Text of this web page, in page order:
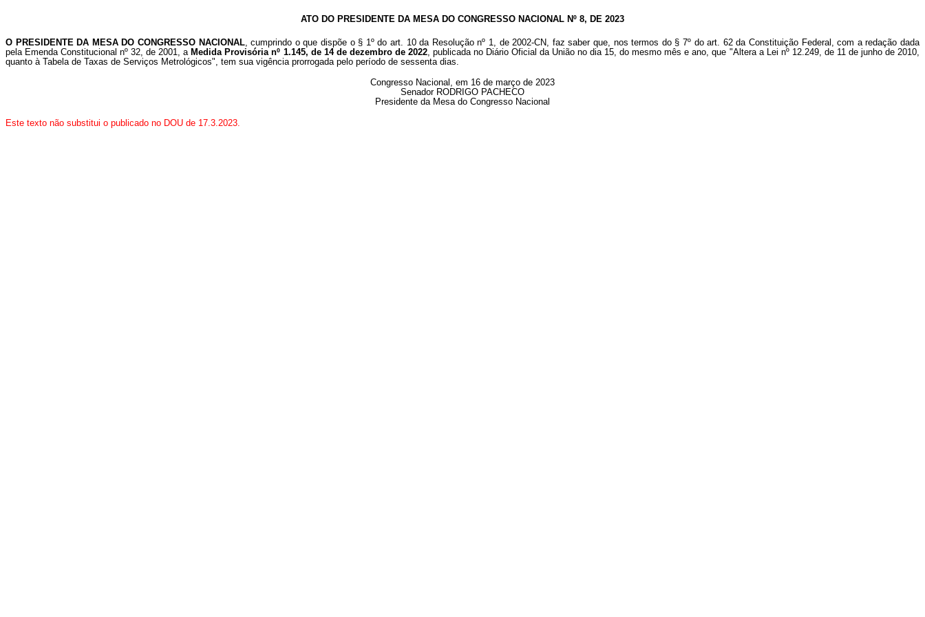
ATO DO PRESIDENTE DA MESA DO CONGRESSO NACIONAL Nº 8, DE 2023
O PRESIDENTE DA MESA DO CONGRESSO NACIONAL, cumprindo o que dispõe o § 1º do art. 10 da Resolução nº 1, de 2002-CN, faz saber que, nos termos do § 7º do art. 62 da Constituição Federal, com a redação dada
pela Emenda Constitucional nº 32, de 2001, a Medida Provisória nº 1.145, de 14 de dezembro de 2022, publicada no Diário Oficial da União no dia 15, do mesmo mês e ano, que "Altera a Lei nº 12.249, de 11 de junho de 2010,
quanto à Tabela de Taxas de Serviços Metrológicos", tem sua vigência prorrogada pelo período de sessenta dias.
Congresso Nacional, em 16 de março de 2023
Senador RODRIGO PACHECO
Presidente da Mesa do Congresso Nacional
Este texto não substitui o publicado no DOU de 17.3.2023.